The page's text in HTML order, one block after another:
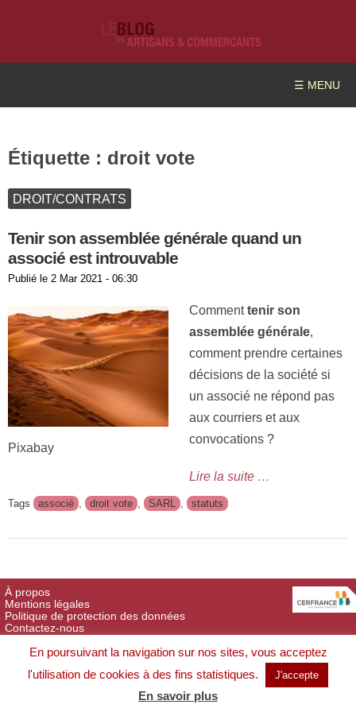
☰ MENU
Étiquette : droit vote
DROIT/CONTRATS
Tenir son assemblée générale quand un
associé est introuvable
Publié le 2 Mar 2021 - 06:30
Pixabay
Commenttenir son
assemblée générale,
comment prendre certaines
décisions de la société si
un associé ne répond pas
aux courriers et aux
convocations ?
Lire la suite …
Tags associé , droit vote , SARL , statuts
À propos
Mentions légales
Politique de protection des données
Contactez-nous
Copyright © 2015 tpeconnect.fr. Tous droits réservés.
En poursuivant la navigation sur nos sites, vous acceptez
l'utilisation de cookies à des fins statistiques.
J'accepte
En savoir plus